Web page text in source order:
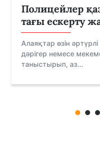
Полицейлер
тағы ескерту
Алаяқтар өзін
дәрігер немесе
таныстырып, аз...